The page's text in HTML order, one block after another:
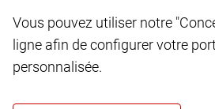
Vous pouvez utiliser notre
ligne afin de configurer votre
personnalisée.